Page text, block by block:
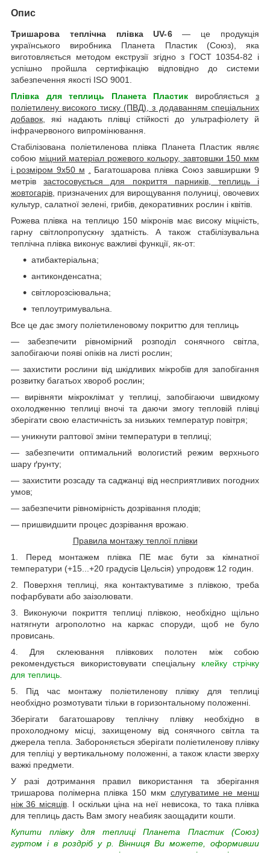
Опис
Тришарова теплічна плівка UV-6— це продукція
українського виробника Планета Пластик (Союз), яка
виготовляється методом екструзії згідно з ГОСТ 10354-82 і
успішно пройшла сертифікацію відповідно до системи
забезпечення якості ISO 9001.
Плівка для теплиць Планета Пластик
виробляється з
поліетилену високого тиску (ПВД), з додаванням спеціальних
добавок , які надають плівці стійкості до ультрафіолету й
інфрачервоного випромінювання.
Стабілізована поліетиленова плівка Планета Пластик являє
собою міцний матеріал рожевого кольору, завтовшки 150 мкм
і розміром 9х50 м
Багатошарова плівка Союз завширшки 9
метрівзастосовується для покриття парників, теплиць і
жовтогарів , призначених для вирощування полуниці, овочевих
культур, салатної зелені, грибів, декоративних рослин і квітів.
Рожева плівка на теплицю 150 мікронів має високу міцність,
гарну світлопропускну здатність. А також стабілізувальна
теплічна плівка виконує важливі функції, як-от:
атибактеріальна;
антиконденсатна;
світлорозсіювальна;
теплоутримувальна.
Все це дає змогу поліетиленовому покриттю для теплиць
— забезпечити рівномірний розподіл сонячного світла,
запобігаючи появі опіків на листі рослин;
— захистити рослини від шкідливих мікробів для запобігання
розвитку багатьох хвороб рослин;
— вирівняти мікроклімат у теплиці, запобігаючи швидкому
охолодженню теплиці вночі та даючи змогу тепловій плівці
зберігати свою еластичність за низьких температур повітря;
— уникнути раптової зміни температури в теплиці;
— забезпечити оптимальний вологистий режим верхнього
шару ґрунту;
— захистити розсаду та саджанці від несприятливих погодних
умов;
— забезпечити рівномірність дозрівання плодів;
— пришвидшити процес дозрівання врожаю.
Правила монтажу теплої плівки
1. Перед монтажем плівка ПЕ має бути за кімнатної
температури (+15...+20 градусів Цельсія) упродовж 12 годин.
2. Поверхня теплиці, яка контактуватиме з плівкою, треба
пофарбувати або заізолювати.
3. Виконуючи покриття теплиці плівкою, необхідно щільно
натягнути агрополотно на каркас споруди, щоб не було
провисань.
4. Для склеювання плівкових полотен між собою
рекомендується використовувати спеціальну клейку стрічку
для теплиць
5. Під час монтажу поліетиленову плівку для теплиці
необхідно розмотувати тільки в горизонтальному положенні.
Зберігати багатошарову теплічну плівку необхідно в
прохолодному місці, захищеному від сонячного світла та
джерела тепла. Забороняється зберігати поліетиленову плівку
для тепліці у вертикальному положенні, а також класти зверху
важкі предмети.
У разі дотримання правил використання та зберігання
тришарова полімерна плівка 150 мкм слугуватиме не менш
ніж 36 місяців. І оскільки ціна на неї невисока, то така плівка
для теплиць дасть Вам змогу неабияк заощадити кошти.
Купити плівку для теплиці Планета Пластик (Союз)
гуртом і в роздріб у р. Вінниця Ви можете, оформивши